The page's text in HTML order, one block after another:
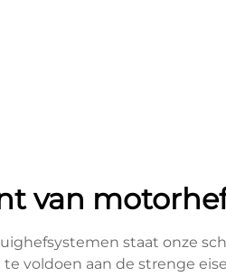
van
staat onze
voldoen aan de strenge